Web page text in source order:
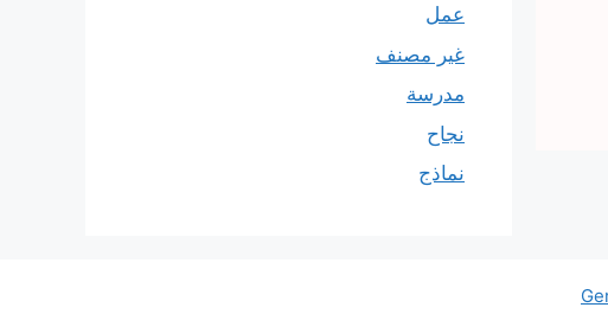
عمل
غير مصنف
مدرسة
نجاح
نماذج